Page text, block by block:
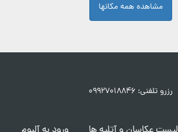
مشاهده همه مکانها
رزرو تلفنی: ۰۹۹۲۷۰۱۸۸۴۶